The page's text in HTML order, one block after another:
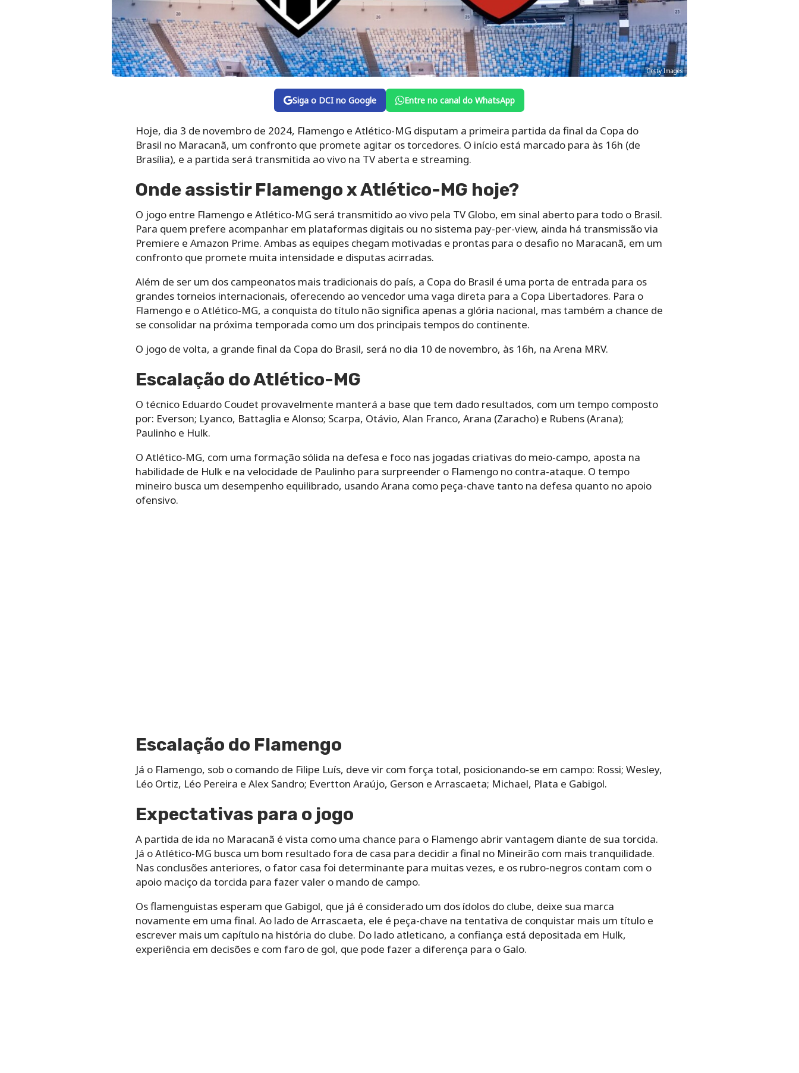
Getty Images
Siga o DCI no Google Entre no canal do WhatsApp
Hoje, dia 3 de novembro de 2024, Flamengo e Atlético-MG disputam a primeira partida da final da Copa do
Brasil no Maracanã, um confronto que promete agitar os torcedores. O início está marcado para às 16h (de
Brasília), e a partida será transmitida ao vivo na TV aberta e streaming.
Onde assistir Flamengo x Atlético-MG hoje?
O jogo entre Flamengo e Atlético-MG será transmitido ao vivo pela TV Globo, em sinal aberto para todo o Brasil.
Para quem prefere acompanhar em plataformas digitais ou no sistema pay-per-view, ainda há transmissão via
Premiere e Amazon Prime. Ambas as equipes chegam motivadas e prontas para o desafio no Maracanã, em um
confronto que promete muita intensidade e disputas acirradas.
Além de ser um dos campeonatos mais tradicionais do país, a Copa do Brasil é uma porta de entrada para os
grandes torneios internacionais, oferecendo ao vencedor uma vaga direta para a Copa Libertadores. Para o
Flamengo e o Atlético-MG, a conquista do título não significa apenas a glória nacional, mas também a chance de
se consolidar na próxima temporada como um dos principais tempos do continente.
O jogo de volta, a grande final da Copa do Brasil, será no dia 10 de novembro, às 16h, na Arena MRV.
Escalação do Atlético-MG
O técnico Eduardo Coudet provavelmente manterá a base que tem dado resultados, com um tempo composto
por: Everson; Lyanco, Battaglia e Alonso; Scarpa, Otávio, Alan Franco, Arana (Zaracho) e Rubens (Arana);
Paulinho e Hulk.
O Atlético-MG, com uma formação sólida na defesa e foco nas jogadas criativas do meio-campo, aposta na
habilidade de Hulk e na velocidade de Paulinho para surpreender o Flamengo no contra-ataque. O tempo
mineiro busca um desempenho equilibrado, usando Arana como peça-chave tanto na defesa quanto no apoio
ofensivo.
Escalação do Flamengo
Já o Flamengo, sob o comando de Filipe Luís, deve vir com força total, posicionando-se em campo: Rossi; Wesley,
Léo Ortiz, Léo Pereira e Alex Sandro; Evertton Araújo, Gerson e Arrascaeta; Michael, Plata e Gabigol.
Expectativas para o jogo
A partida de ida no Maracanã é vista como uma chance para o Flamengo abrir vantagem diante de sua torcida.
Já o Atlético-MG busca um bom resultado fora de casa para decidir a final no Mineirão com mais tranquilidade.
Nas conclusões anteriores, o fator casa foi determinante para muitas vezes, e os rubro-negros contam com o
apoio maciço da torcida para fazer valer o mando de campo.
Os flamenguistas esperam que Gabigol, que já é considerado um dos ídolos do clube, deixe sua marca
novamente em uma final. Ao lado de Arrascaeta, ele é peça-chave na tentativa de conquistar mais um título e
escrever mais um capítulo na história do clube. Do lado atleticano, a confiança está depositada em Hulk,
experiência em decisões e com faro de gol, que pode fazer a diferença para o Galo.